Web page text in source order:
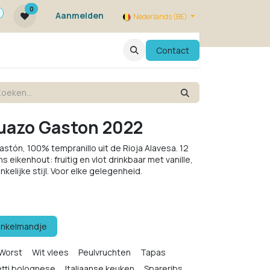
0
Aanmelden Nederlands (BE)
EvenementenContact
Gaston 2022
100% tempranillo uit de Rioja Alavesa. 12
eikenhout: fruitig en vlot drinkbaar met vanille,
stijl. Voor elke gelegenheid.
Wit vlees Peulvruchten
Tapas